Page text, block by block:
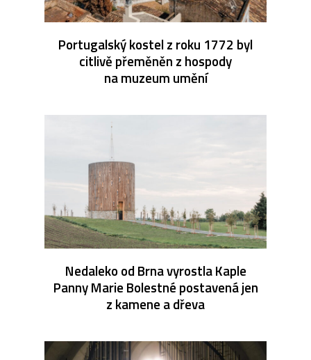
Portugalský kostel z roku 1772 byl
citlivě přeměněn z hospody
na muzeum umění
Nedaleko od Brna vyrostla Kaple
Panny Marie Bolestné postavená jen
z kamene a dřeva